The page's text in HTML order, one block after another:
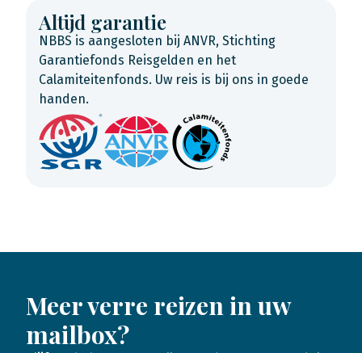
Altijd garantie
NBBS is aangesloten bij ANVR, Stichting
Garantiefonds Reisgelden en het
Calamiteitenfonds. Uw reis is bij ons in goede
handen.
Meer verre reizen in uw
mailbox?